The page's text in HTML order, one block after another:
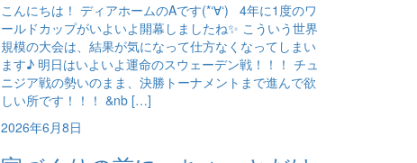
こんにちは！ ディアホームのAです(*‘∀‘) 4年に1度のワ
ールドカップがいよいよ開幕しましたね✨ こういう世界
規模の大会は、結果が気になって仕方なくなってしまい
ます♪ 明日はいよいよ運命のスウェーデン戦！！！ チュ
ニジア戦の勢いのまま、決勝トーナメントまで進んで欲
しい所です！！！ &nb […]
2026年6月8日